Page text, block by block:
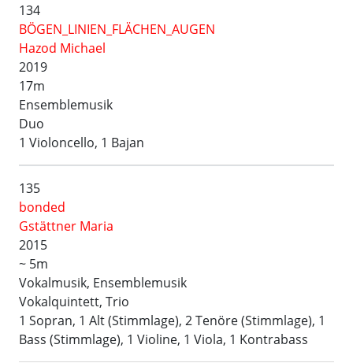
134
BÖGEN_LINIEN_FLÄCHEN_AUGEN
Hazod Michael
2019
17m
Ensemblemusik
Duo
1 Violoncello, 1 Bajan
135
bonded
Gstättner Maria
2015
~ 5m
Vokalmusik, Ensemblemusik
Vokalquintett, Trio
1 Sopran, 1 Alt (Stimmlage), 2 Tenöre (Stimmlage), 1
Bass (Stimmlage), 1 Violine, 1 Viola, 1 Kontrabass